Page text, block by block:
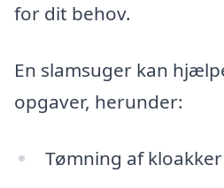
for dit behov.
En slamsuger kan
opgaver, herunder:
Tømning af